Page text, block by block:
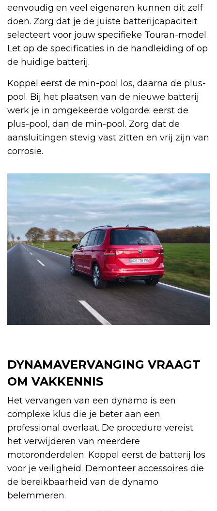
eenvoudig en veel eigenaren kunnen dit zelf
doen. Zorg dat je de juiste batterijcapaciteit
selecteert voor jouw specifieke Touran-model.
Let op de specificaties in de handleiding of op
de huidige batterij.
Koppel eerst de min-pool los, daarna de plus-
pool. Bij het plaatsen van de nieuwe batterij
werk je in omgekeerde volgorde: eerst de
plus-pool, dan de min-pool. Zorg dat de
aansluitingen stevig vast zitten en vrij zijn van
corrosie.
DYNAMAVERVANGING VRAAGT
OM VAKKENNIS
Het vervangen van een dynamo is een
complexe klus die je beter aan een
professional overlaat. De procedure vereist
het verwijderen van meerdere
motoronderdelen. Koppel eerst de batterij los
voor je veiligheid. Demonteer accessoires die
de bereikbaarheid van de dynamo
belemmeren.